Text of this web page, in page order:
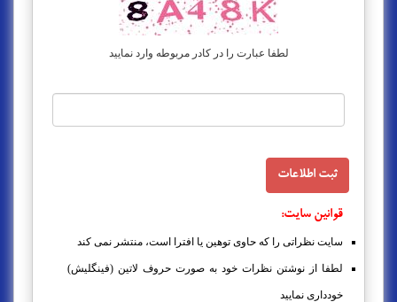
لطفا عبارت را در کادر مربوطه وارد نمایید
قوانین سایت:
سایت نظراتی را که حاوی توهین یا افترا است، منتشر نمی کند
لطفا از نوشتن نظرات خود به صورت حروف لاتین (فینگلیش)
خودداری نمایید